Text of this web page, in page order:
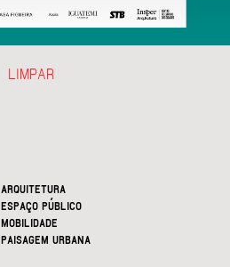
ARQUITETURA
ESPAÇO PÚBLICO
MOBILIDADE
PAISAGEM URBANA
LIMPAR